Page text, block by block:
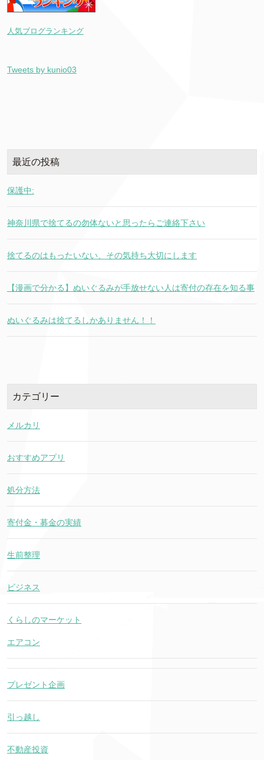
人気ブログランキング
Tweets by kunio03
最近の投稿
保護中:
神奈川県で捨てるの勿体ないと思ったらご連絡下さい
捨てるのはもったいない、その気持ち大切にします
【漫画で分かる】ぬいぐるみが手放せない人は寄付の存在を知る事
ぬいぐるみは捨てるしかありません！！
カテゴリー
メルカリ
おすすめアプリ
処分方法
寄付金・募金の実績
生前整理
ビジネス
くらしのマーケット
エアコン
プレゼント企画
引っ越し
不動産投資